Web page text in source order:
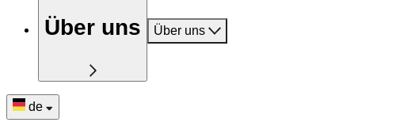
Über uns Über uns
de